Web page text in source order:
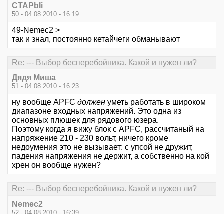
CTAPbIi
50 - 04.08.2010 - 16:19
49-Nemec2 >
так и знал, постоянно кетайчеги обманывают
Re: --- Выбор бесперебойника. Какой и нужен ли?
Дядя Миша
51 - 04.08.2010 - 16:23
ну вообще APFC должен уметь работать в широком
диапазоне входных напряжений. Это одна из
основных плюшек для рядового юзера.
Поэтому когда я вижу блок с APFC, рассчитаный на
напряжение 210 - 230 вольт, ничего кроме
недоумения это не вызывает: с упсой не дружит,
падения напряжения не держит, а собственно на кой
хрен он вообще нужен?
Re: --- Выбор бесперебойника. Какой и нужен ли?
Nemec2